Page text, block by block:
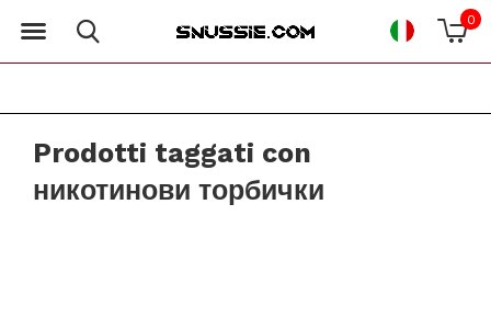
0
Prodotti taggati con
никотинови торбички